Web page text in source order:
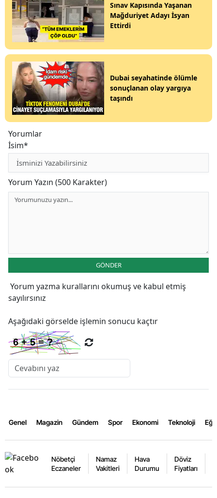
Sınav Kapısında Yaşanan
Mağduriyet Adayı İsyan
Ettirdi
Dubai seyahatinde ölümle
sonuçlanan olay yargıya
taşındı
Yorumlar
İsim*
Yorum Yazın (500 Karakter)
GÖNDER
Yorum yazma kurallarını okumuş ve kabul etmiş
sayılırsınız
Aşağıdaki görselde işlemin sonucu kaçtır
Genel Magazin Gündem Spor Ekonomi Teknoloji
Nöbetçi
Eczaneler
Namaz
Vakitleri
Hava
Durumu
Döviz
Fiyatları